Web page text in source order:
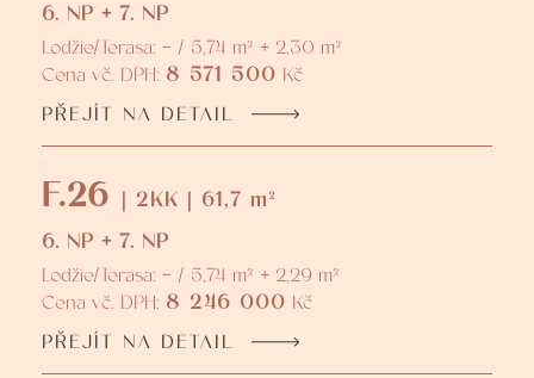
6. NP + 7. NP
Lodžie/Terasa: - / 5,74 m² + 2,30 m²
Cena vč. DPH: 8 571 500 Kč
PŘEJÍT NA DETAIL
F.26 | 2KK | 61,7 m²
6. NP + 7. NP
Lodžie/Terasa: - / 5,74 m² + 2,29 m²
Cena vč. DPH: 8 246 000 Kč
PŘEJÍT NA DETAIL